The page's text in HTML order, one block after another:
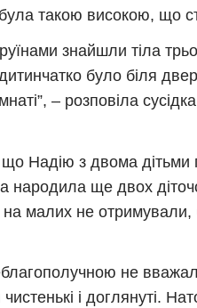
такою високою, що
знайшли тіла
було біля
– розповіла
Надію з двома дітьми
народила ще двох
малих не отримували,
не
і доглянуті.